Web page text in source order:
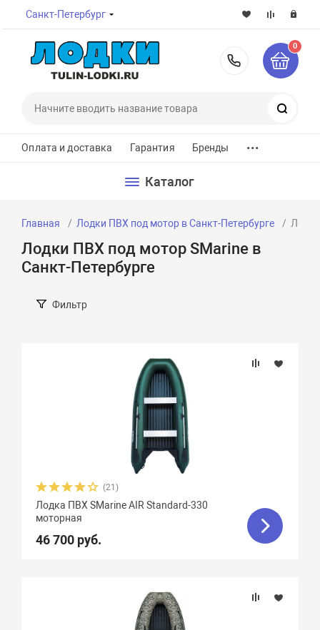
Санкт-Петербург
8-800-
0
Оплата и доставка Гарантия Бренды ...
Каталог
Главная Лодки ПВХ под мотор в Санкт-Петербурге
Лодки ПВХ под мотор SMarine в
Санкт-Петербурге
Фильтр
Длина кокпита, см
Диаметр баллона, см
(21)
Лодка ПВХ SMarine AIR Standard-330
моторная
46 700 руб.